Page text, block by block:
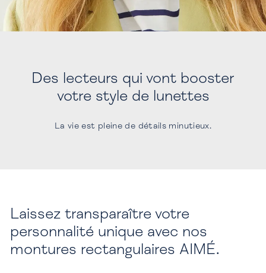
Des lecteurs qui vont booster
votre style de lunettes
La vie est pleine de détails minutieux.
Laissez transparaître votre
personnalité unique avec nos
montures rectangulaires AIMÉ.